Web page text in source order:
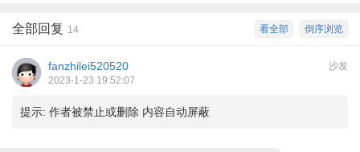
倒序浏览
看全部
全部回复 14
沙发
fanzhilei520520
2023-1-23 19:52:07
提示: 作者被禁止或删除 内容自动屏蔽